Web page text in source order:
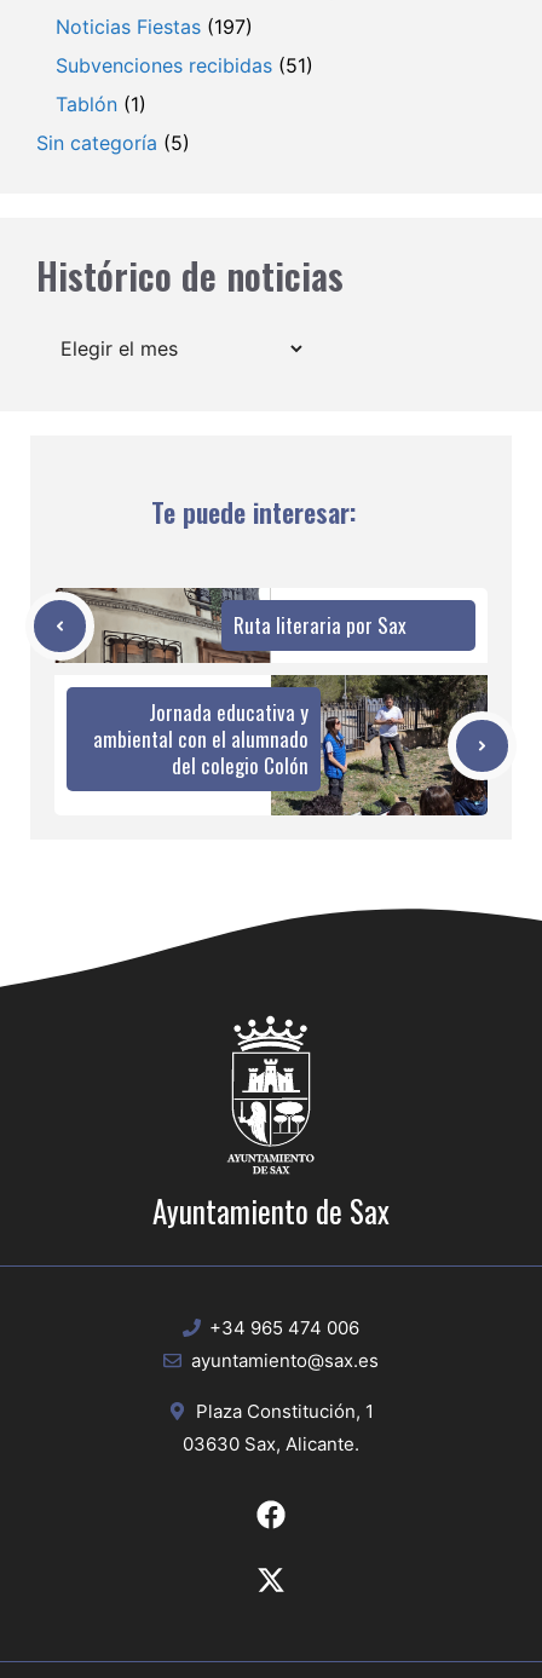
Noticias Fiestas (197)
Subvenciones recibidas (51)
Tablón (1)
Sin categoría (5)
Histórico de noticias
Archivos
Te puede interesar:
Ruta literaria por Sax
Jornada educativa y
ambiental con el alumnado
del colegio Colón
Ayuntamiento de Sax
+34 965 474 006
ayuntamiento@sax.es
Plaza Constitución, 1
03630 Sax, Alicante.